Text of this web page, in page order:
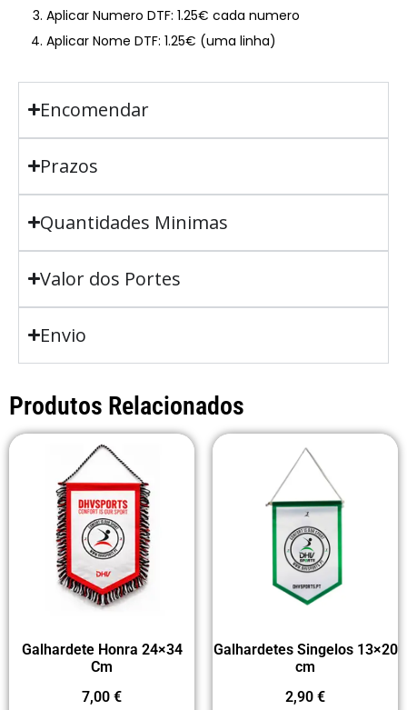
Aplicar Numero DTF: 1.25€ cada numero
Aplicar Nome DTF: 1.25€ (uma linha)
Encomendar
Prazos
Quantidades Minimas
Valor dos Portes
Envio
Produtos Relacionados
Galhardete Honra 24×34
Cm
7,00 €
Galhardetes Singelos 13×20
cm
2,90 €